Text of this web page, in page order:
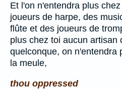
Et l'on n'entendra plus
joueurs de harpe, des
flûte et des joueurs de
plus chez toi aucun artisan
quelconque, on n'entendra
la meule,
thou oppressed